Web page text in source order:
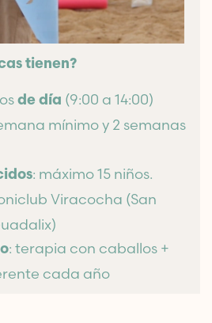
tienen?
de día (9:00 a 14:00)
mínimo y 2 semanas
: máximo 15 niños.
Viracocha (San
: terapia con caballos +
cada año